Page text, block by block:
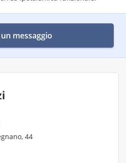
messaggio
44